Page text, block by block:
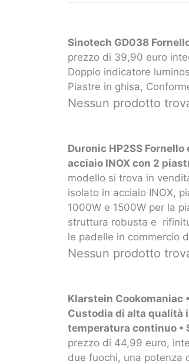
Sinotech GD038
prezzo di 39,90 euro
Doppio indicatore
Piastre in ghisa,
Nessun prodotto
Duronic HP2SS
acciaio INOX con 2
modello si trova in
isolato in acciaio INOX,
1000W e 1500W per la
struttura robusta e
le padelle in commercio
Nessun prodotto
Klarstein Cookomaniac
Custodia di alta qualità
temperatura continuo •
prezzo di 44,99 euro,
due fuochi, una potenza